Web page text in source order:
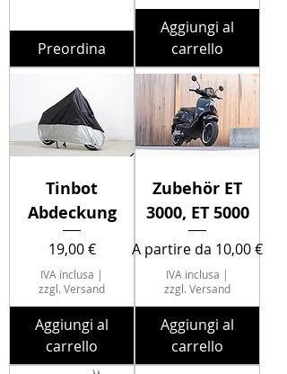
Preordina
Aggiungi al
carrello
Tinbot
Abdeckung
Prezzo
19,00 €
IVA inclusa |
zzgl. Versand
Aggiungi al
carrello
Zubehör ET
3000, ET 5000
A partire da 10,00 €
Prezzo scontato
IVA inclusa |
zzgl. Versand
Aggiungi al
carrello